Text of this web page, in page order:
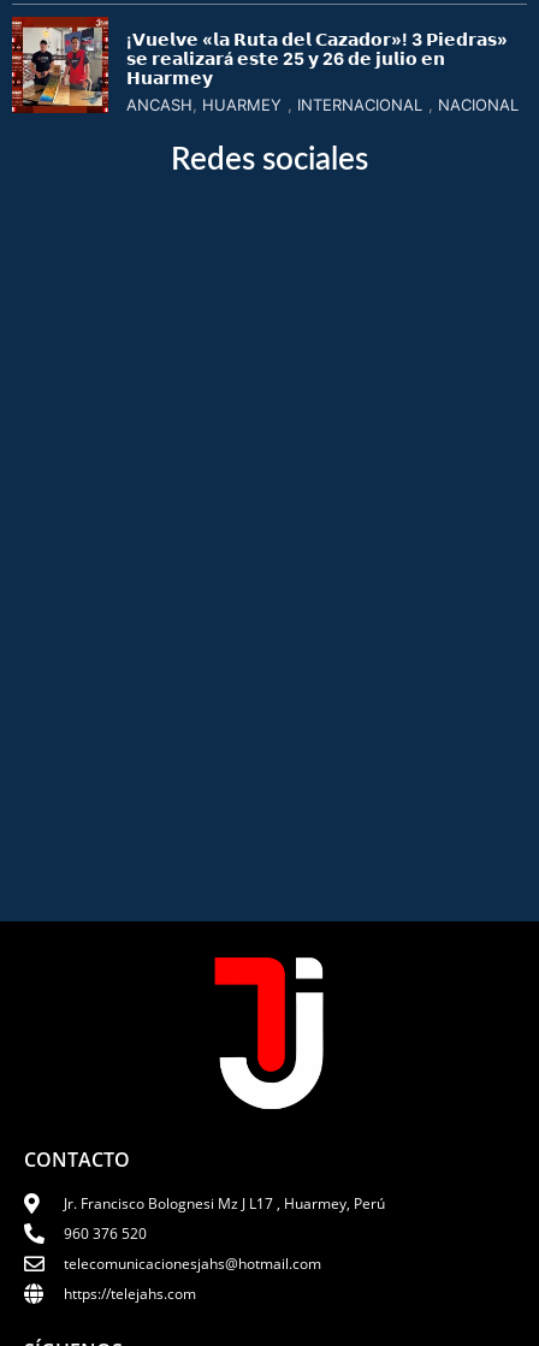
¡𝗩𝘂𝗲𝗹𝘃𝗲 «𝗹𝗮 𝗥𝘂𝘁𝗮 𝗱𝗲𝗹 𝗖𝗮𝘇𝗮𝗱𝗼𝗿»! 3 𝗣𝗶𝗲𝗱𝗿𝗮𝘀»
𝘀𝗲 𝗿𝗲𝗮𝗹𝗶𝘇𝗮𝗿á 𝗲𝘀𝘁𝗲 25 𝘆 26 𝗱𝗲 𝗷𝘂𝗹𝗶𝗼 𝗲𝗻
𝗛𝘂𝗮𝗿𝗺𝗲𝘆
ANCASH HUARMEY INTERNACIONAL NACIONAL
Redes sociales
CONTACTO
Jr. Francisco Bolognesi Mz J L17 , Huarmey, Perú
960 376 520
telecomunicacionesjahs@hotmail.com
https://telejahs.com